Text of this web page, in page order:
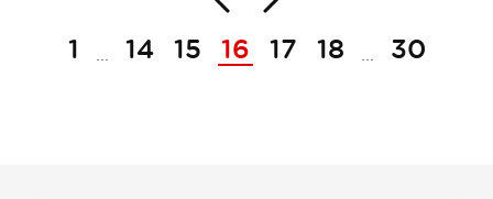
1
14 15 16 17 18 30